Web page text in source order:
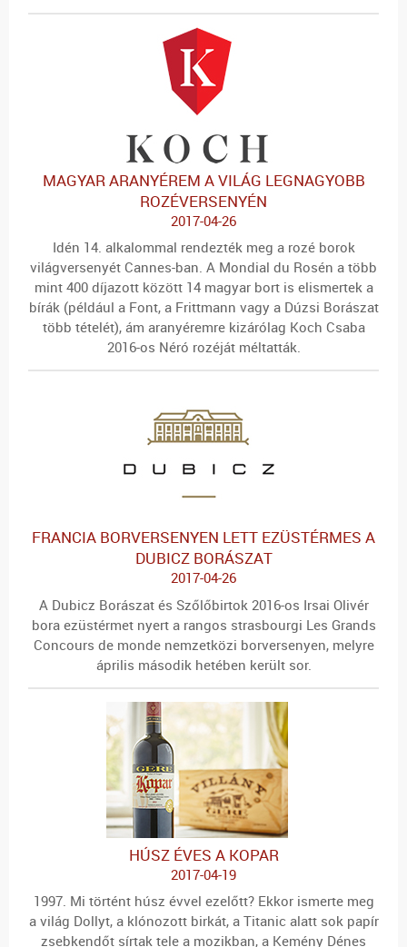
MAGYAR ARANYÉREM A VILÁG LEGNAGYOBB
ROZÉVERSENYÉN
2017-04-26
Idén 14. alkalommal rendezték meg a rozé borok
világversenyét Cannes-ban. A Mondial du Rosén a több
mint 400 díjazott között 14 magyar bort is elismertek a
bírák (például a Font, a Frittmann vagy a Dúzsi Borászat
több tételét), ám aranyéremre kizárólag Koch Csaba
2016-os Néró rozéját méltatták.
FRANCIA BORVERSENYEN LETT EZÜSTÉRMES A
DUBICZ BORÁSZAT
2017-04-26
A Dubicz Borászat és Szőlőbirtok 2016-os Irsai Olivér
bora ezüstérmet nyert a rangos strasbourgi Les Grands
Concours de monde nemzetközi borversenyen, melyre
április második hetében került sor.
HÚSZ ÉVES A KOPAR
2017-04-19
1997. Mi történt húsz évvel ezelőtt? Ekkor ismerte meg
a világ Dollyt, a klónozott birkát, a Titanic alatt sok papír
zsebkendőt sírtak tele a mozikban, a Kemény Dénes